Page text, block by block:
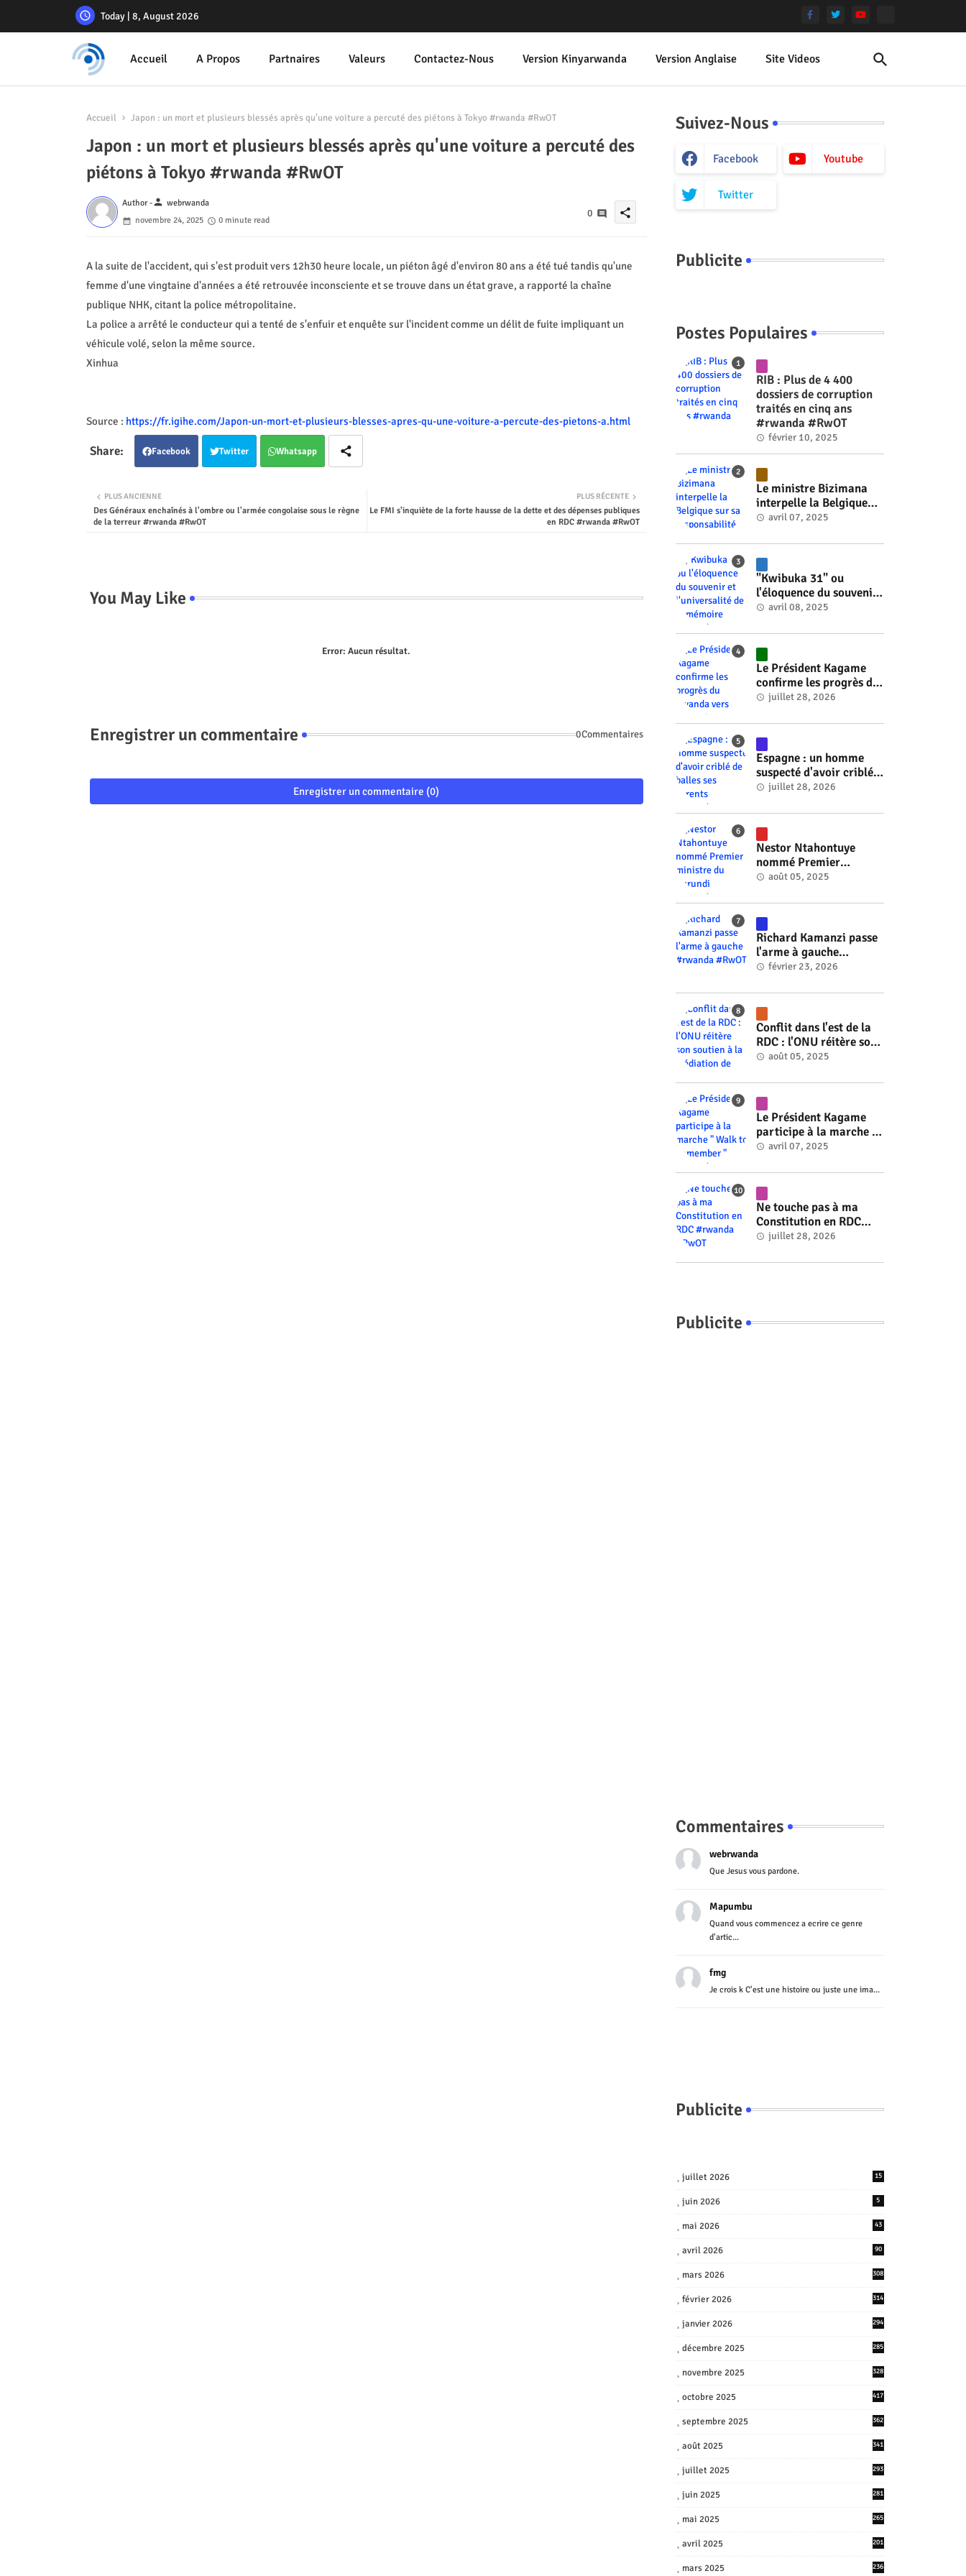
Today | 8, August 2026
Accueil A Propos Partnaires Valeurs Contactez-Nous Version Kinyarwanda Version Anglaise Site Videos
Accueil Japon : un mort et plusieurs blessés après qu'une voiture a percuté des piétons à Tokyo #rwanda #RwOT
Japon : un mort et plusieurs blessés après qu'une voiture a percuté des
piétons à Tokyo #rwanda #RwOT
Author -person webrwanda
novembre 24, 2025
0 minute read
0 share
A la suite de l'accident, qui s'est produit vers 12h30 heure locale, un piéton âgé d'environ 80 ans a été tué tandis qu'une
femme d'une vingtaine d'années a été retrouvée inconsciente et se trouve dans un état grave, a rapporté la chaîne
publique NHK, citant la police métropolitaine.
La police a arrêté le conducteur qui a tenté de s'enfuir et enquête sur l'incident comme un délit de fuite impliquant un
véhicule volé, selon la même source.
Xinhua
Source : https://fr.igihe.com/Japon-un-mort-et-plusieurs-blesses-apres-qu-une-voiture-a-percute-des-pietons-a.html
Facebook Twitter Whatsapp
PLUS RÉCENTE
Le FMI s'inquiète de la forte hausse de la dette et des dépenses publiques
en RDC #rwanda #RwOT
PLUS ANCIENNE
Des Généraux enchaînés à l'ombre ou l'armée congolaise sous le règne
de la terreur #rwanda #RwOT
You May Like
Error: Aucun résultat.
Enregistrer un commentaire 0Commentaires
Enregistrer un commentaire (0)
Suivez-Nous
Facebook Youtube
Twitter
Publicite
Postes Populaires
RIB : Plus de 4 400
dossiers de corruption
traités en cinq ans
#rwanda #RwOT
février 10, 2025
Le ministre Bizimana
interpelle la Belgique
sur sa responsabilité
génocide #rwanda
#RwOT
avril 07, 2025
"Kwibuka 31" ou
l'éloquence du souvenir
et l'universalité de la
#RwOT
avril 08, 2025
Le Président Kagame
confirme les progrès du
Rwanda vers l'énergie
2030 #rwanda #RwOT
juillet 28, 2026
Espagne : un homme
suspecté d'avoir criblé
de balles ses parents
juillet 28, 2026
Nestor Ntahontuye
nommé Premier
ministre du Burundi
août 05, 2025
Richard Kamanzi passe
l'arme à gauche
#rwanda #RwOT
février 23, 2026
Conflit dans l'est de la
RDC : l'ONU réitère son
soutien à la médiation
#rwanda #RwOT
août 05, 2025
Le Président Kagame
participe à la marche "
Walk to Remember "
avril 07, 2025
Ne touche pas à ma
Constitution en RDC
#rwanda #RwOT
juillet 28, 2026
Publicite
Commentaires
webrwanda
Que Jesus vous pardone.
Mapumbu
Quand vous commencez a ecrire ce genre
d'artic...
fmg
Je crois k C'est une histoire ou juste une ima...
Publicite
juillet 2026 15
juin 2026 5
mai 2026 43
avril 2026 90
mars 2026 308
février 2026 314
janvier 2026 294
décembre 2025 285
novembre 2025 328
octobre 2025 417
septembre 2025 362
août 2025 341
juillet 2025 293
juin 2025 281
mai 2025 265
avril 2025 201
mars 2025 236